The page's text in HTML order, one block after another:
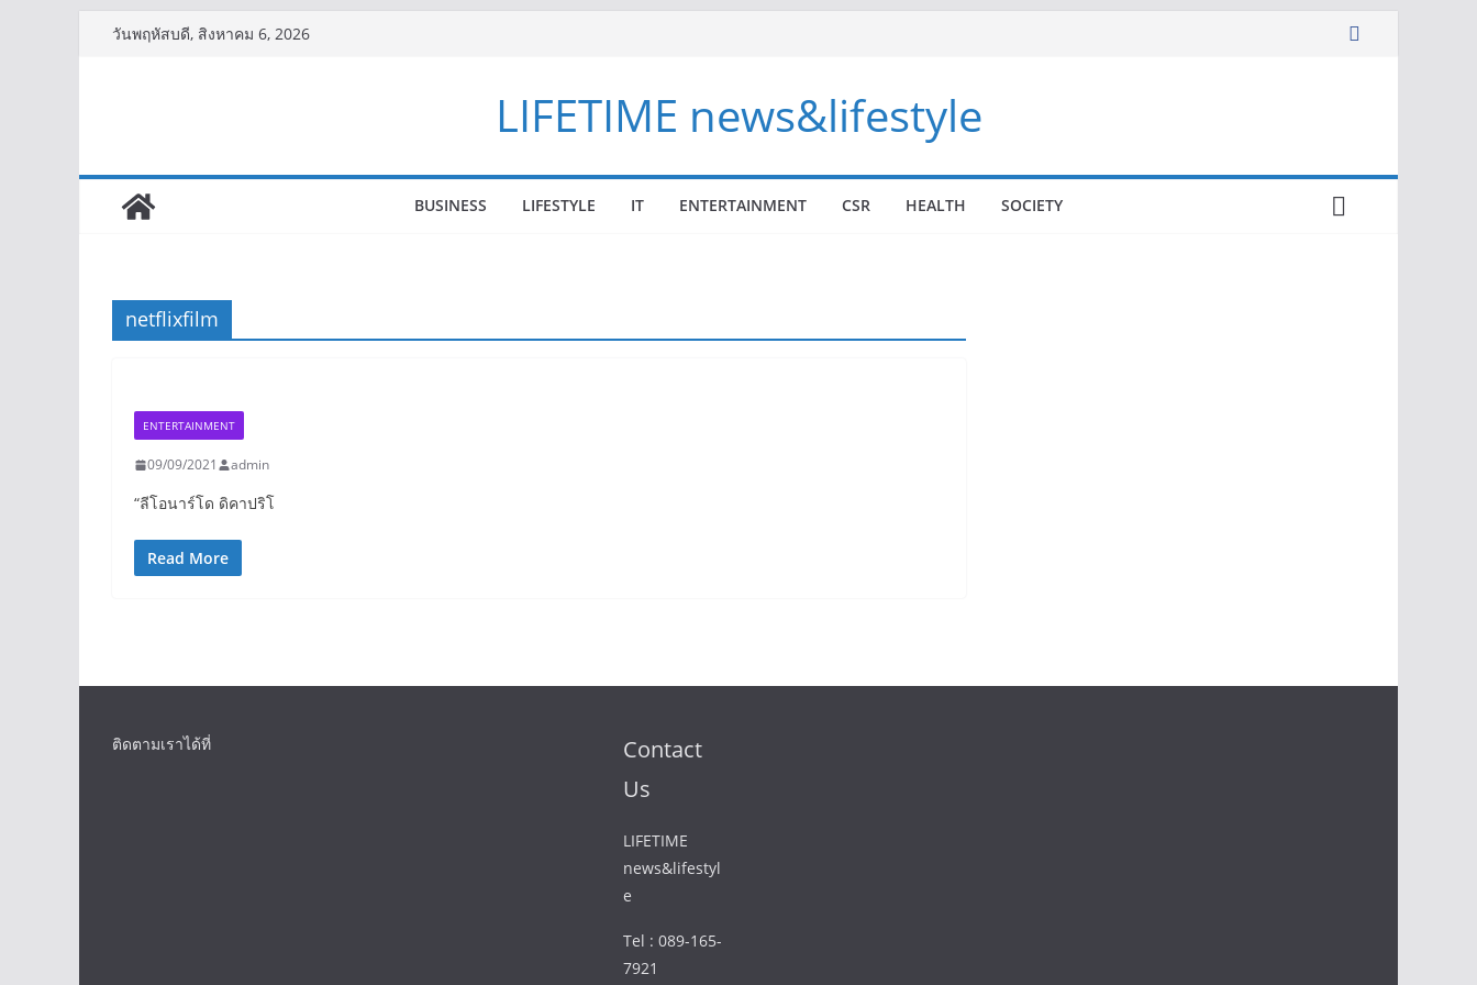
วันพฤหัสบดี, สิงหาคม 6, 2026
LIFETIME news&lifestyle
BUSINESS LIFESTYLE IT ENTERTAINMENT CSR HEALTH SOCIETY
netflixfilm
ENTERTAINMENT
09/09/2021 admin
“ลีโอนาร์โด ดิคาปริโ
Read More
ติดตามเราได้ที่
Contact
Us
LIFETIME
news&lifestyl
e
Tel : 089-165-
7921